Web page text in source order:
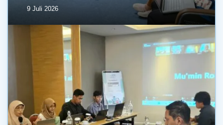
9 Juli 2026